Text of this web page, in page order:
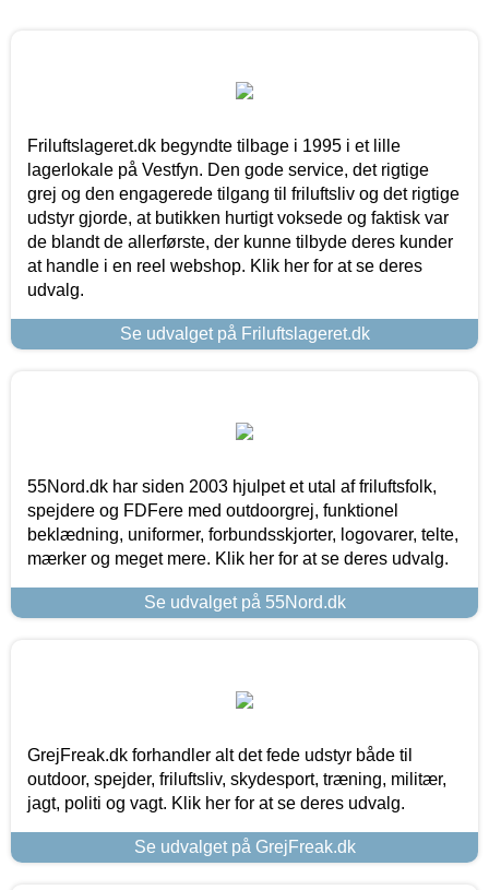
Friluftslageret.dk begyndte tilbage i 1995 i et lille
lagerlokale på Vestfyn. Den gode service, det rigtige
grej og den engagerede tilgang til friluftsliv og det rigtige
udstyr gjorde, at butikken hurtigt voksede og faktisk var
de blandt de allerførste, der kunne tilbyde deres kunder
at handle i en reel webshop. Klik her for at se deres
udvalg.
Se udvalget på Friluftslageret.dk
55Nord.dk har siden 2003 hjulpet et utal af friluftsfolk,
spejdere og FDFere med outdoorgrej, funktionel
beklædning, uniformer, forbundsskjorter, logovarer, telte,
mærker og meget mere. Klik her for at se deres udvalg.
Se udvalget på 55Nord.dk
GrejFreak.dk forhandler alt det fede udstyr både til
outdoor, spejder, friluftsliv, skydesport, træning, militær,
jagt, politi og vagt. Klik her for at se deres udvalg.
Se udvalget på GrejFreak.dk